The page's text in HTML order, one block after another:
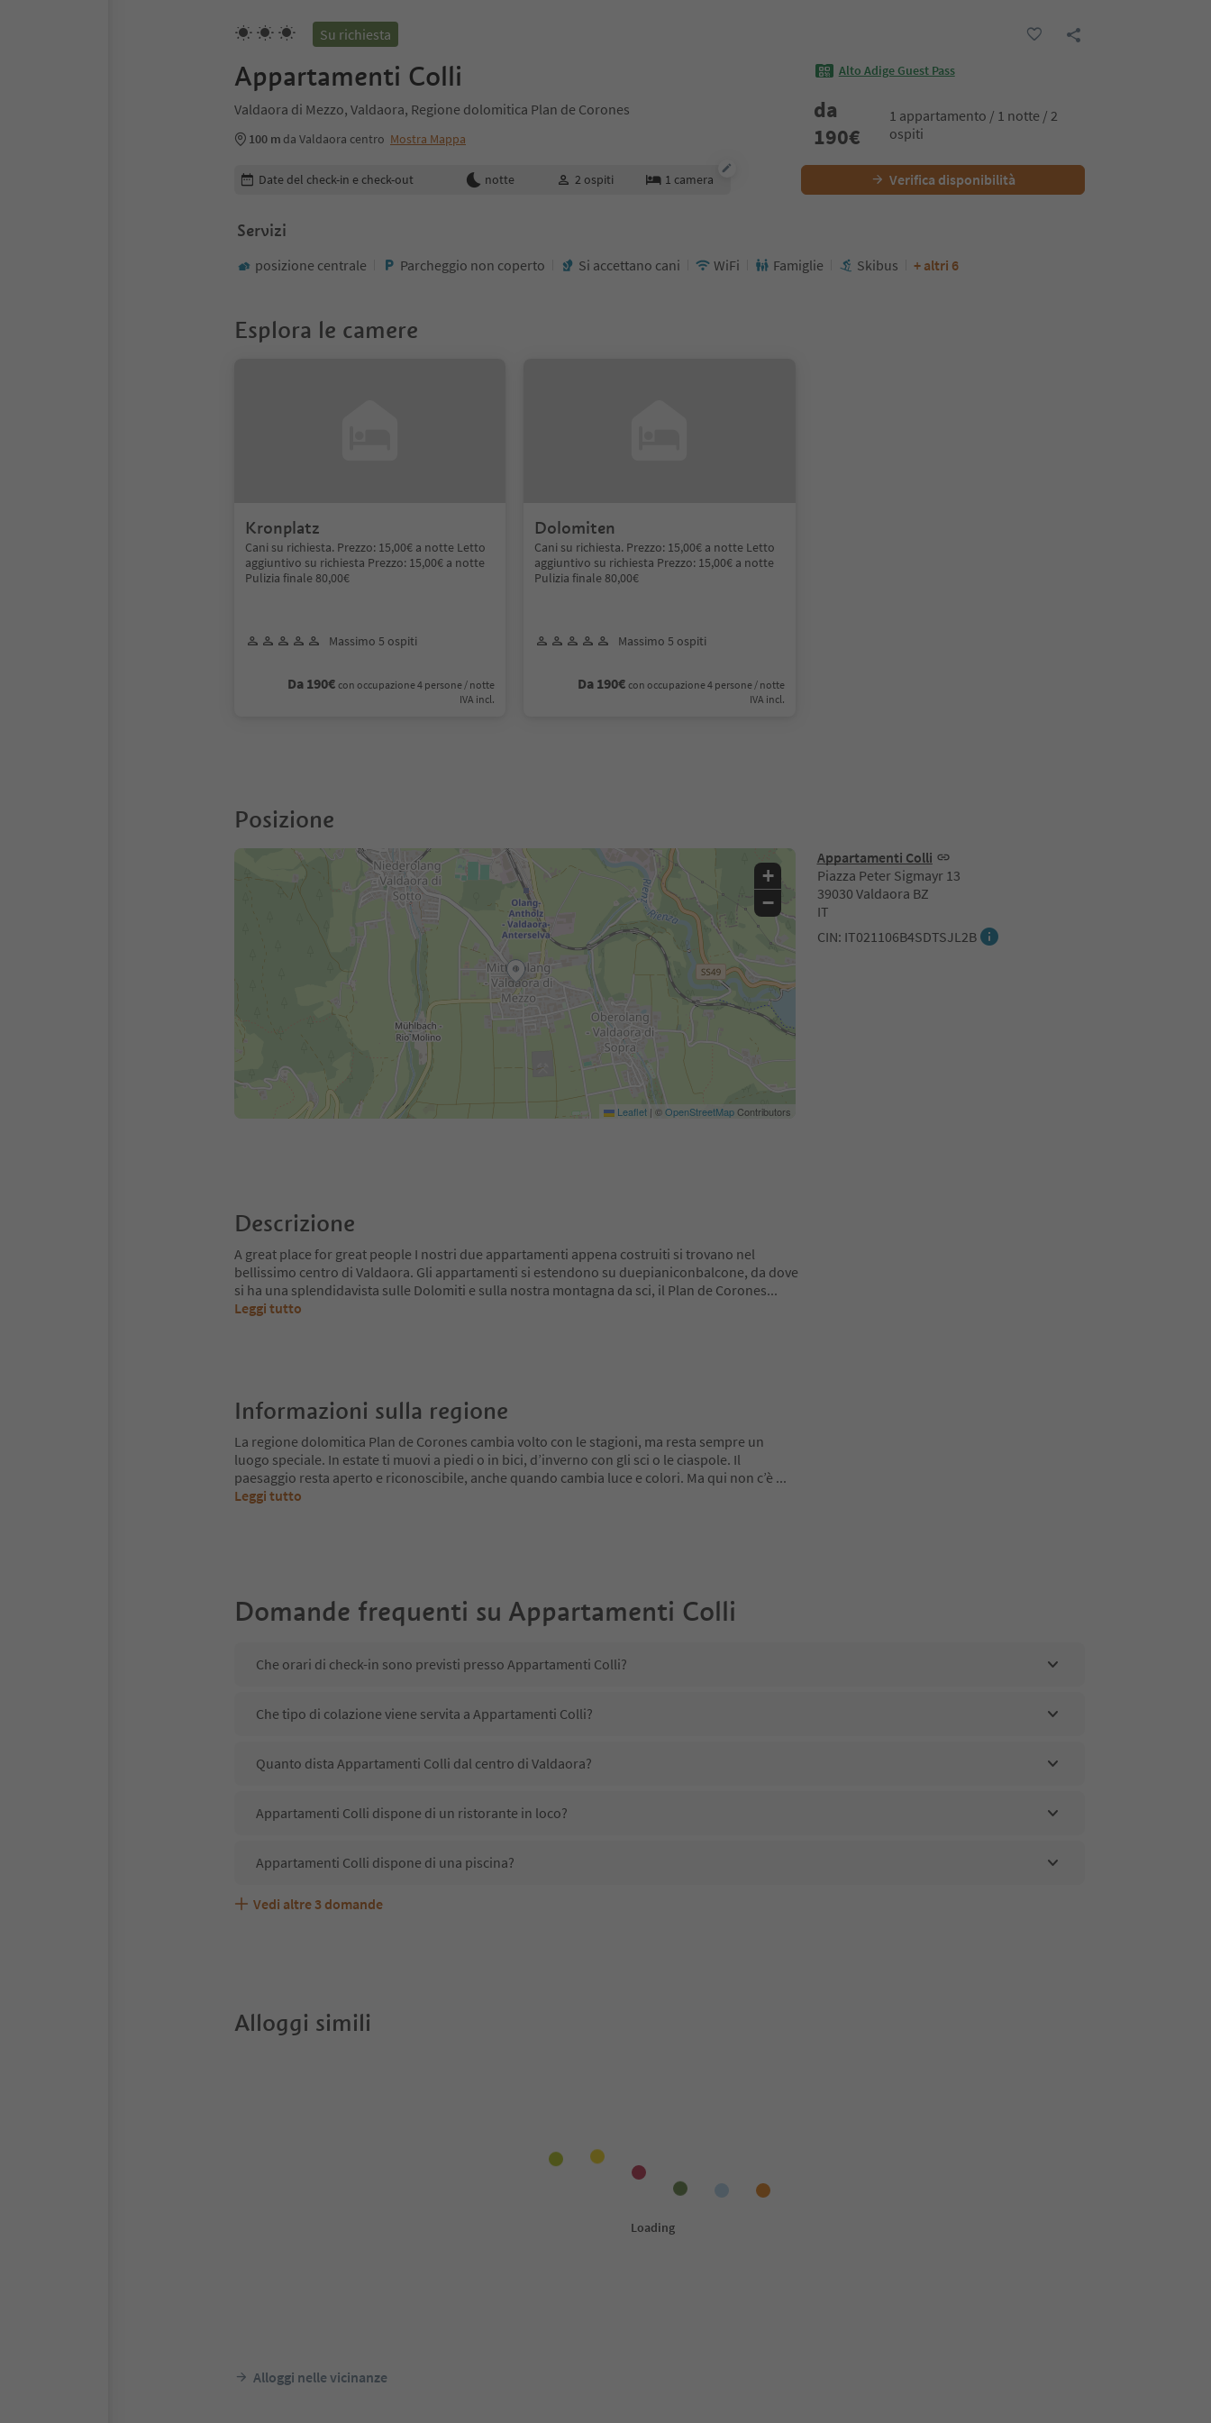
Su richiesta
Appartamenti Colli
Valdaora di Mezzo, Valdaora, Regione dolomitica Plan de Corones
100 m da Valdaora centro Mostra Mappa
Alto Adige Guest Pass
da
190€
1 appartamento / 1 notte / 2
ospiti
Modifica i dettagli della prenotazione
Date del check-in e check-out notte 2 ospiti 1 camera Verifica disponibilità
Servizi
posizione centrale Parcheggio non coperto Si accettano cani WiFi Famiglie Skibus + altri 6
Esplora le camere
Kronplatz
Cani su richiesta. Prezzo: 15,00€ a notte Letto
aggiuntivo su richiesta Prezzo: 15,00€ a notte
Pulizia finale 80,00€
Massimo 5 ospiti
Da 190€ con occupazione 4 persone / notte
IVA incl.
Dolomiten
Cani su richiesta. Prezzo: 15,00€ a notte Letto
aggiuntivo su richiesta Prezzo: 15,00€ a notte
Pulizia finale 80,00€
Massimo 5 ospiti
Da 190€ con occupazione 4 persone / notte
IVA incl.
Posizione
Appartamenti Colli
Piazza Peter Sigmayr 13
39030 Valdaora BZ
IT
CIN: IT021106B4SDTSJL2B
+
−
Leaflet | ©OpenStreetMapContributors
Descrizione
A great place for great people I nostri due appartamenti appena costruiti si trovano nel
bellissimo centro di Valdaora. Gli appartamenti si estendono su duepianiconbalcone, da dove
si ha una splendidavista sulle Dolomiti e sulla nostra montagna da sci, il Plan de Corones...
Leggi tutto
Informazioni sulla regione
La regione dolomitica Plan de Corones cambia volto con le stagioni, ma resta sempre un
luogo speciale. In estate ti muovi a piedi o in bici, d’inverno con gli sci o le ciaspole. Il
paesaggio resta aperto e riconoscibile, anche quando cambia luce e colori. Ma qui non c’è ...
Leggi tutto
Domande frequenti su Appartamenti Colli
Che orari di check-in sono previsti presso Appartamenti Colli?
Che tipo di colazione viene servita a Appartamenti Colli?
Quanto dista Appartamenti Colli dal centro di Valdaora?
Appartamenti Colli dispone di un ristorante in loco?
Appartamenti Colli dispone di una piscina?
Appartamenti Colli accetta animali domestici?
Quali servizi/attività sono disponibili presso Appartamenti Colli?
Gli ospiti di Appartamenti Colli ricevono l'Alto Adige Guest Pass?
Vedi altre 3 domande
Alloggi simili
Alloggi nelle vicinanze